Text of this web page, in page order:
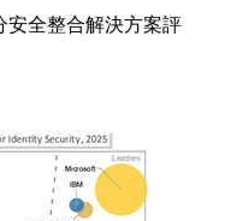
安全整合解決方案評